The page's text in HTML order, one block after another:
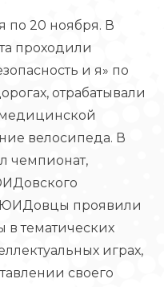
по 20 ноября. В
проходили
и я» по
отрабатывали
велосипеда. В
чемпионат,
проявили
тематических
играх,
своего